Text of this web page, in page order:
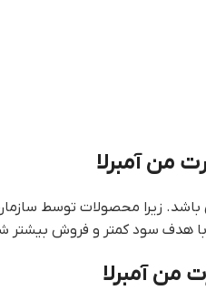
من آمبرلا
زیرا محصولات توسط
هدف سود کمتر و فروش بیشتر
من آمبرلا